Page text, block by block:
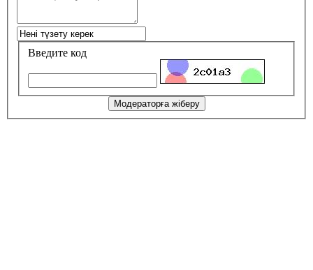
Введите код
Модераторға жіберу